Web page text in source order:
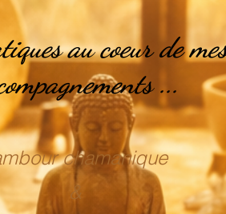
au coeur de
...
chamanique
&